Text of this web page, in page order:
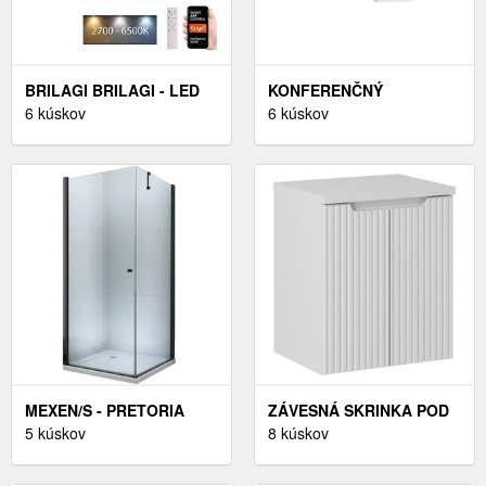
BRILAGI BRILAGI - LED
STMIEVATEĽNÉ
FI TUYA + DO
6 kúskov
KONFERENČNÝ
ZÁHRADNÝ STOLÍK
6 kúskov
MEXEN/S - PRETORIA
SPRCHOVACÍ KÚT 70X80
5 kúskov
ZÁVESNÁ SKRINKA POD
UMÝVADLO NOVA BIELA
8 kúskov